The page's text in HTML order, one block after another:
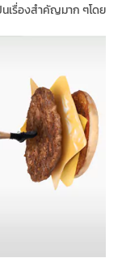
นเรื่องสำคัญมาก ๆโดย